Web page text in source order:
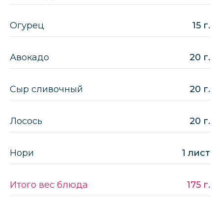
Огурец 15 г.
Авокадо 20 г.
Сыр сливочный 20 г.
Лосось 20 г.
Нори 1 лист
Итого вес блюда 175 г.